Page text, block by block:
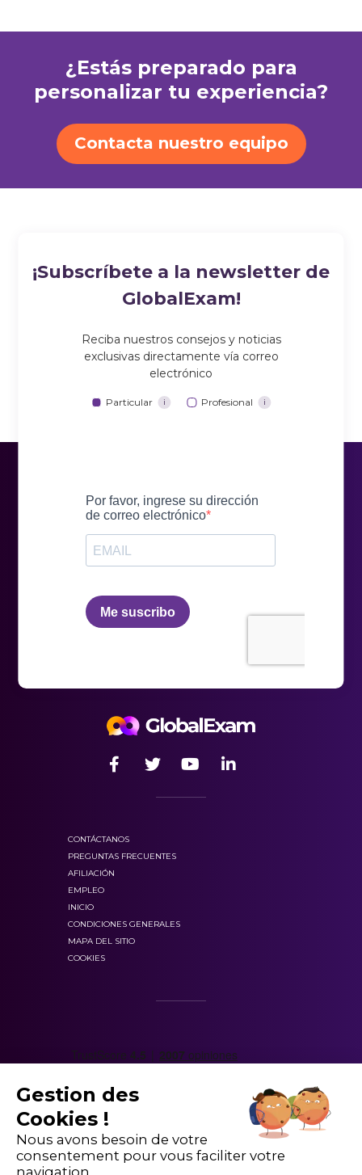
¿Estás preparado para
personalizar tu experiencia?
Contacta nuestro equipo
¡Subscríbete a la newsletter de
GlobalExam!
Reciba nuestros consejos y noticias
exclusivas directamente vía correo
electrónico
Particular i Profesional i
CONTÁCTANOS
PREGUNTAS FRECUENTES
AFILIACIÓN
EMPLEO
INICIO
CONDICIONES GENERALES
MAPA DEL SITIO
COOKIES
Gestion des
Cookies !
Nous avons besoin de votre
consentement pour vous faciliter votre
navigation.